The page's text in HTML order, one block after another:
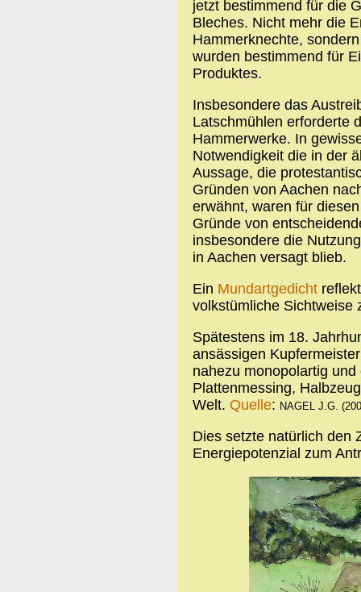
jetzt bestimmend für die
Bleches. Nicht mehr die
Hammerknechte,
wurden bestimmend für
Produktes.
Insbesondere das
Latschmühlen erforderte
Hammerwerke. In
Notwendigkeit die in der
Aussage, die
Gründen von Aachen
erwähnt, waren für
Gründe von
insbesondere die
in Aachen versagt blieb.
Ein Mundartgedicht
volkstümliche Sichtweise
Spätestens im 18.
ansässigen
nahezu monopolartig
Plattenmessing,
Welt. Quelle: NAGEL J.G.
Dies setzte natürlich den
Energiepotenzial zum